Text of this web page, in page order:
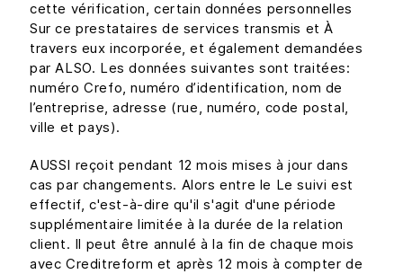
cette vérification, certain données personnelles
Sur ce prestataires de services transmis et À
travers eux incorporée, et également demandées
par ALSO. Les données suivantes sont traitées:
numéro Crefo, numéro d’identification, nom de
l’entreprise, adresse (rue, numéro, code postal,
ville et pays).
AUSSI reçoit pendant 12 mois mises à jour dans
cas par changements. Alors entre le Le suivi est
effectif, c'est-à-dire qu'il s'agit d'une période
supplémentaire limitée à la durée de la relation
client. Il peut être annulé à la fin de chaque mois
avec Creditreform et après 12 mois à compter de